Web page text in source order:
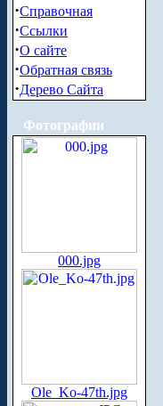
·Справочная
·Ссылки
·О сайте
·Обратная связь
·Дерево Сайта
Фотографии
000.jpg
Ole_Ko-47th.jpg